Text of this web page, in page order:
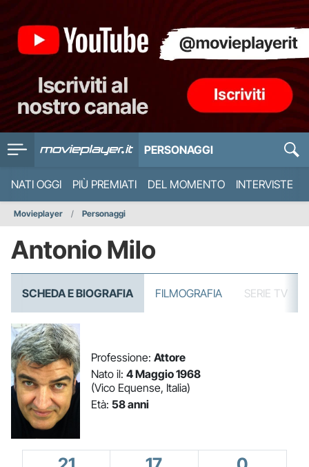
PERSONAGGI
NATI OGGI PIÙ PREMIATI DEL MOMENTO INTERVISTE
Movieplayer Personaggi
Antonio Milo
SCHEDA E BIOGRAFIA FILMOGRAFIA SERIE TV
Professione: Attore
Nato il: 4 Maggio 1968
(Vico Equense, Italia)
Età: 58 anni